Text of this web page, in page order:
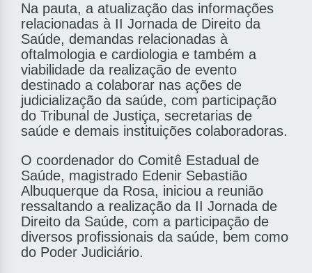
Na pauta, a atualização das informações
relacionadas à II Jornada de Direito da
Saúde, demandas relacionadas à
oftalmologia e cardiologia e também a
viabilidade da realização de evento
destinado a colaborar nas ações de
judicialização da saúde, com participação
do Tribunal de Justiça, secretarias de
saúde e demais instituições colaboradoras.
O coordenador do Comitê Estadual de
Saúde, magistrado Edenir Sebastião
Albuquerque da Rosa, iniciou a reunião
ressaltando a realização da II Jornada de
Direito da Saúde, com a participação de
diversos profissionais da saúde, bem como
do Poder Judiciário.